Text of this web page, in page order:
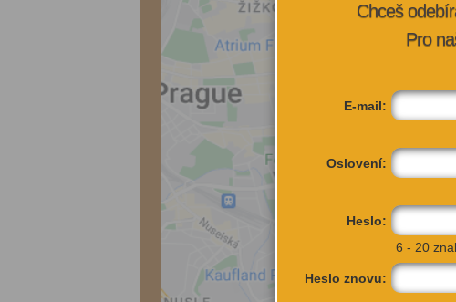
Chceš
Pro
E-mail:
Oslovení:
Heslo:
6 - 20
Heslo znovu: